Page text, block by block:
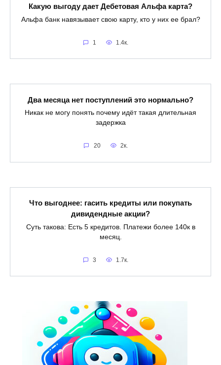
Какую выгоду дает Дебетовая Альфа карта?
Альфа банк навязывает свою карту, кто у них ее брал?
1 1.4к.
Два месяца нет поступлений это нормально?
Никак не могу понять почему идёт такая длительная
задержка
20 2к.
Что выгоднее: гасить кредиты или покупать
дивидендные акции?
Суть такова: Есть 5 кредитов. Платежи более 140к в
месяц.
3 1.7к.